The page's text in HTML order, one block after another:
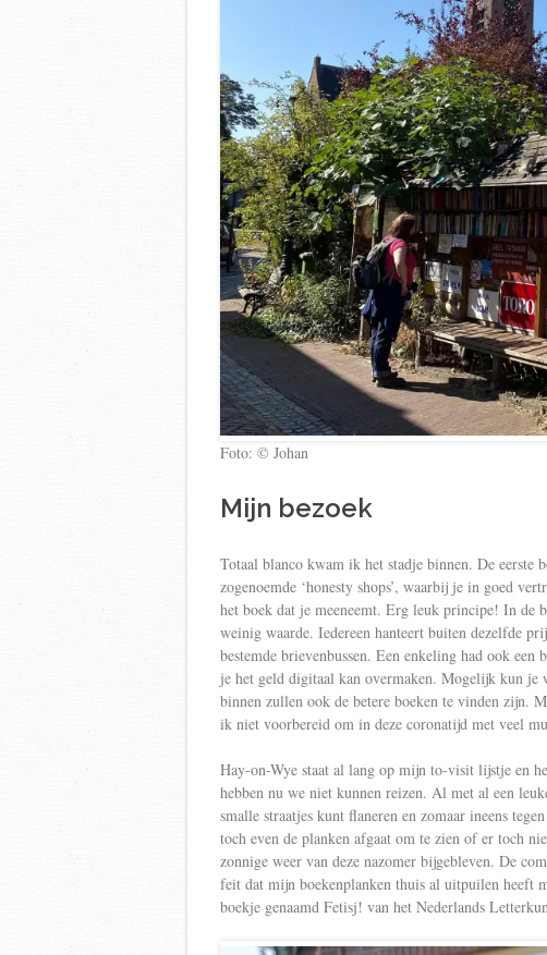
Foto: © Johan
Mijn bezoek
Totaal blanco kwam ik het stadje binnen. De eerste
zogenoemde ‘honesty shops’, waarbij je in goed
het boek dat je meeneemt. Erg leuk principe! In de
weinig waarde. Iedereen hanteert buiten dezelfde
bestemde brievenbussen. Een enkeling had ook
je het geld digitaal kan overmaken. Mogelijk kun
binnen zullen ook de betere boeken te vinden zijn.
ik niet voorbereid om in deze coronatijd met veel
Hay-on-Wye staat al lang op mijn to-visit lijstje en
hebben nu we niet kunnen reizen. Al met al een
smalle straatjes kunt flaneren en zomaar ineens
toch even de planken afgaat om te zien of er toch
zonnige weer van deze nazomer bijgebleven. De
feit dat mijn boekenplanken thuis al uitpuilen heeft
boekje genaamd Fetisj! van het Nederlands